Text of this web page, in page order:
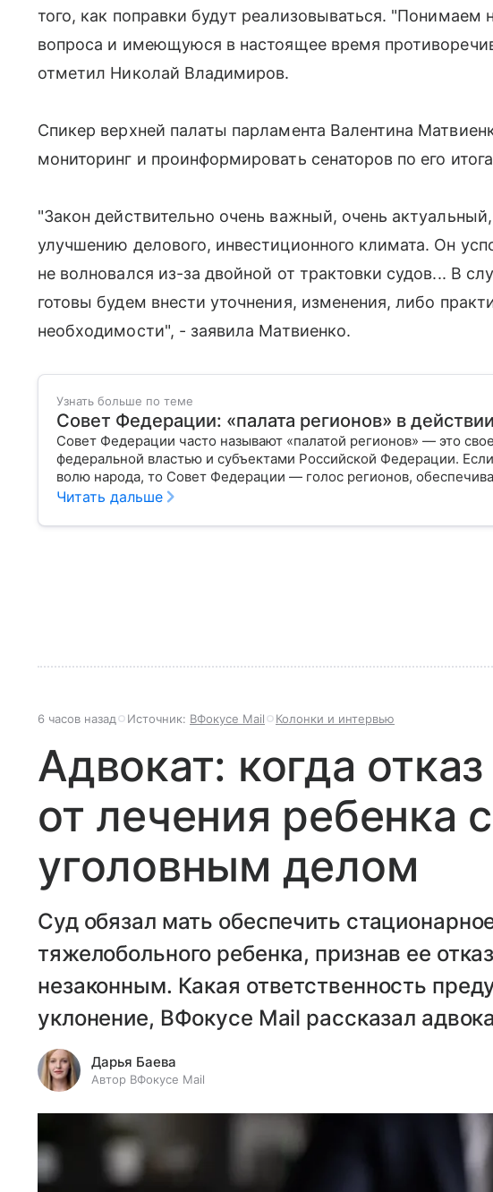
того, как поправки будут реализовываться. "Понимаем
вопроса и имеющуюся в настоящее время
отметил Николай Владимиров.
Спикер верхней палаты парламента Валентина
мониторинг и проинформировать сенаторов по его
"Закон действительно очень важный, очень
улучшению делового, инвестиционного климата. Он
не волновался из-за двойной от трактовки судов... В
готовы будем внести уточнения, изменения, либо
необходимости", - заявила Матвиенко.
Узнать больше по теме
Совет Федерации: «палата регионов» в действии
Совет Федерации часто называют «палатой регионов» — это
федеральной властью и субъектами Российской Федерации.
волю народа, то Совет Федерации — голос регионов,
масштабах всей страны.
Читать дальше
6 часов назад Источник: ВФокусе Mail Колонки и интервью
Адвокат: когда
от лечения ребенка
уголовным делом
Суд обязал мать обеспечить
тяжелобольного ребенка, признав ее
незаконным. Какая ответственность
уклонение, ВФокусе Mail рассказал
Дарья Баева
Автор ВФокусе Mail